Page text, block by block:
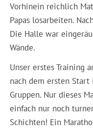
Vorhinein reichlich
Papas losarbeiten.
Die Halle war
Wände.
Unser erstes Training
nach dem ersten
Gruppen. Nur dieses
einfach nur noch
Schichten! Ein